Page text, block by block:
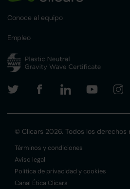
Conoce al equipo
Empleo
© Clicars 2026. Todos los derechos
Términos y condiciones
Aviso legal
Política de privacidad y cookies
Canal Ética Clicars